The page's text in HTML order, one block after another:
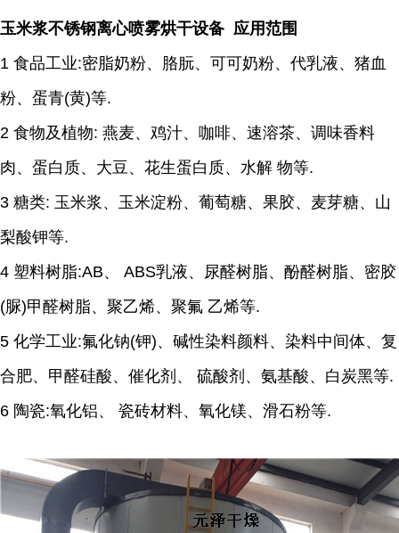
玉米浆不锈钢离心喷雾烘干设备 应用范围
1 食品工业:密脂奶粉、胳朊、可可奶粉、代乳液、猪血
粉、蛋青(黄)等.
2 食物及植物: 燕麦、鸡汁、咖啡、速溶茶、调味香料
肉、蛋白质、大豆、花生蛋白质、水解 物等.
3 糖类: 玉米浆、玉米淀粉、葡萄糖、果胶、麦芽糖、山
梨酸钾等.
4 塑料树脂:AB、 ABS乳液、尿醛树脂、酚醛树脂、密胶
(脲)甲醛树脂、聚乙烯、聚氟 乙烯等.
5 化学工业:氟化钠(钾)、碱性染料颜料、染料中间体、复
合肥、甲醛硅酸、催化剂、 硫酸剂、氨基酸、白炭黑等.
6 陶瓷:氧化铝、 瓷砖材料、氧化镁、滑石粉等.